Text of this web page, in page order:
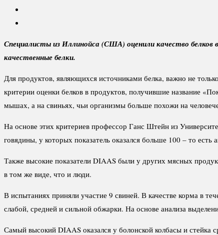
Специалисты из Иллинойса (США) оценили качество белков
качественные белки.
Для продуктов, являющихся источниками белка, важно не
критерии оценки белков в продуктов, получившие название
мышах, а на свиньях, чьи организмы больше похожи на
На основе этих критериев профессор Ганс Штейн из
говядины, у которых показатель оказался больше 100 – то есть
Также высокие показатели DIAAS были у других мясных
в том же виде, что и люди.
В испытаниях приняли участие 9 свиней. В качестве корма в
слабой, средней и сильной обжарки. На основе анализа
Самый высокий DIAAS оказался у болонской колбасы и стейка